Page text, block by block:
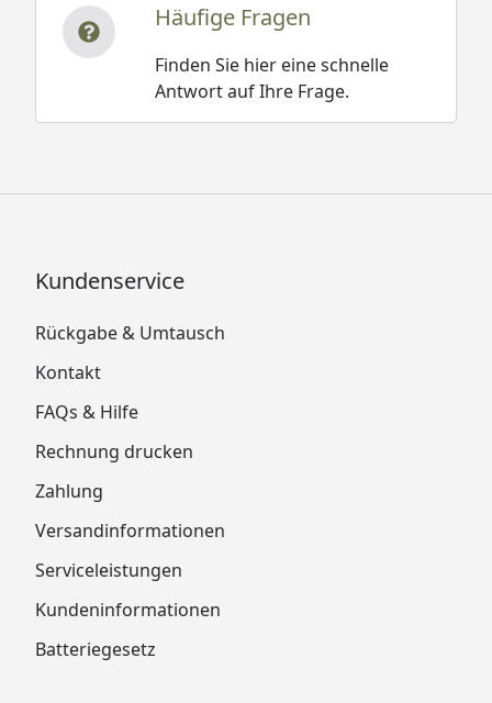
Häufige Fragen
Finden Sie hier eine schnelle
Antwort auf Ihre Frage.
Kundenservice
Rückgabe & Umtausch
Kontakt
FAQs & Hilfe
Rechnung drucken
Zahlung
Versandinformationen
Serviceleistungen
Kundeninformationen
Batteriegesetz